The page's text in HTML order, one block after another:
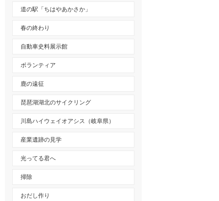
道の駅「ちはやあかさか」
春の終わり
自動車史料展示館
ボランティア
鹿の遠征
琵琶湖湖北のサイクリング
川島ハイウェイオアシス（岐阜県）
産業遺跡の見学
光ってる君へ
掃除
おだし作り